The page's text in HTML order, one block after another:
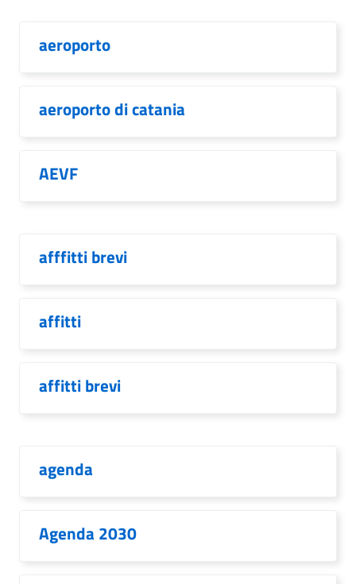
aeroporto
aeroporto di catania
AEVF
afffitti brevi
affitti
affitti brevi
agenda
Agenda 2030